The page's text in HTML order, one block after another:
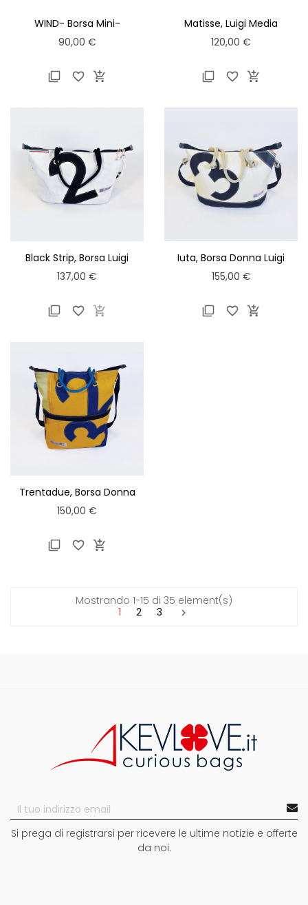
WIND- Borsa Mini-
Prezzo
90,00 €
  
Matisse, Luigi Media
Prezzo
120,00 €
  
Black Strip, Borsa Luigi
Normal
Prezzo
137,00 €
  
Iuta, Borsa Donna Luigi
Normal
Prezzo
155,00 €
  
Trentadue, Borsa Donna
Freitag
Prezzo
150,00 €
  
Mostrando 1-15 di 35 element(s)
1
2 3 
Si prega di registrarsi per ricevere le ultime notizie e offerte
da noi.